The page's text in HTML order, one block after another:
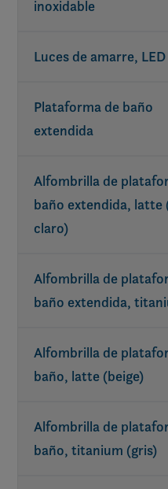
Altavoces de popa
inoxidable
Luces de amarre, LED
Plataforma de baño
extendida
Alfombrilla de
baño extendida, latte
claro)
Alfombrilla de
baño extendida,
Alfombrilla de
baño, latte (beige)
Alfombrilla de
baño, titanium (gris)